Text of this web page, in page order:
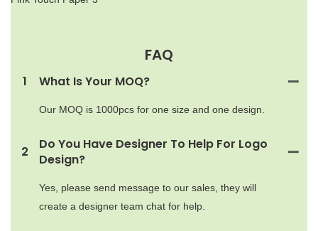
FAQ
1 What Is Your MOQ?
Our MOQ is 1000pcs for one size and one design.
2
Do You Have Designer To Help For Logo
Design?
Yes, please send message to our sales, they will
create a designer team chat for help.